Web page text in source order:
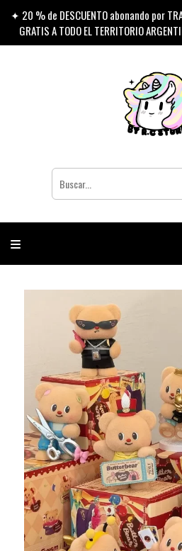
✦ 20 % de DESCUENTO abonando por
GRATIS A TODO EL TERRITORIO